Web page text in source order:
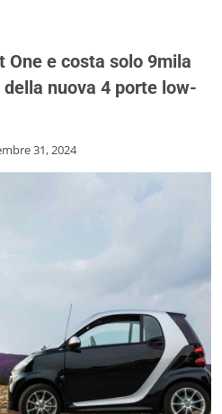
One e costa solo 9mila
nuova 4 porte low-
31, 2024